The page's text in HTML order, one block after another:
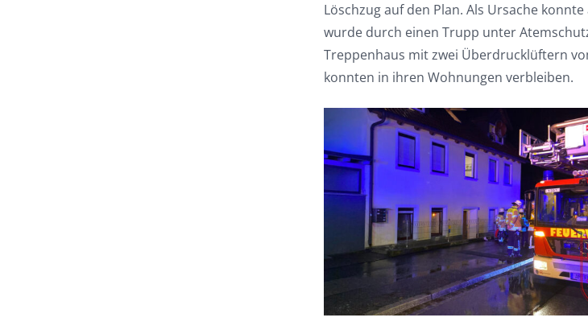
Löschzug auf den Plan. Als Ursache
wurde durch einen Trupp unter
Treppenhaus mit zwei Überdrucklüftern
konnten in ihren Wohnungen verbleiben.